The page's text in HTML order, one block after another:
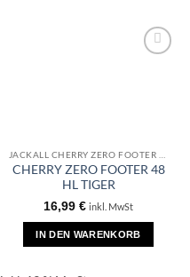
CHERRY ZERO FOOTER 48
HL TIGER
16,99 € inkl. MwSt
IN DEN WARENKORB